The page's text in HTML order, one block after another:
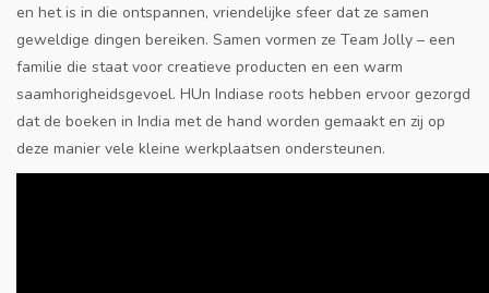
en het is in die ontspannen, vriendelijke sfeer dat ze samen
geweldige dingen bereiken. Samen vormen ze Team Jolly – een
familie die staat voor creatieve producten en een warm
saamhorigheidsgevoel. HUn Indiase roots hebben ervoor gezorgd
dat de boeken in India met de hand worden gemaakt en zij op
deze manier vele kleine werkplaatsen ondersteunen.